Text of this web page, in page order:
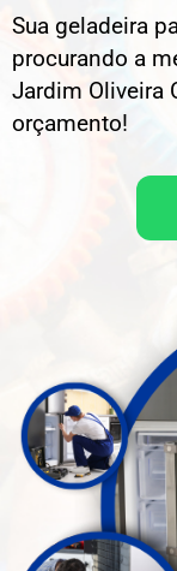
Sua geladeira
procurando a
Jardim Oliveira
orçamento!